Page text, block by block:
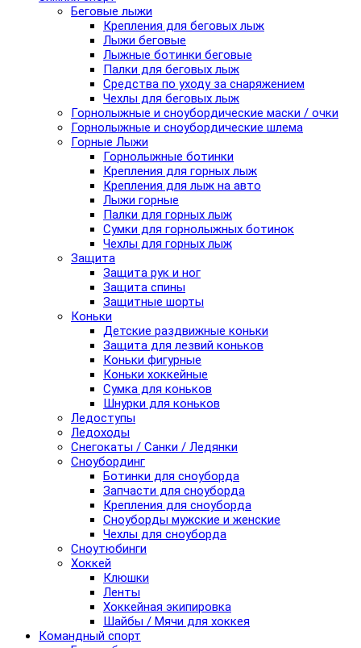
Беговые лыжи
Крепления для беговых лыж
Лыжи беговые
Лыжные ботинки беговые
Палки для беговых лыж
Средства по уходу за снаряжением
Чехлы для беговых лыж
Горнолыжные и сноубордические маски / очки
Горнолыжные и сноубордические шлема
Горные Лыжи
Горнолыжные ботинки
Крепления для горных лыж
Крепления для лыж на авто
Лыжи горные
Палки для горных лыж
Сумки для горнолыжных ботинок
Чехлы для горных лыж
Защита
Защита рук и ног
Защита спины
Защитные шорты
Коньки
Детские раздвижные коньки
Защита для лезвий коньков
Коньки фигурные
Коньки хоккейные
Сумка для коньков
Шнурки для коньков
Ледоступы
Ледоходы
Снегокаты / Санки / Ледянки
Сноубординг
Ботинки для сноуборда
Запчасти для сноуборда
Крепления для сноуборда
Сноуборды мужские и женские
Чехлы для сноуборда
Сноутюбинги
Хоккей
Клюшки
Ленты
Хоккейная экипировка
Шайбы / Мячи для хоккея
Командный спорт